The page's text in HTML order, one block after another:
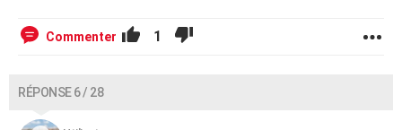
Commenter 1
RÉPONSE 6 / 28